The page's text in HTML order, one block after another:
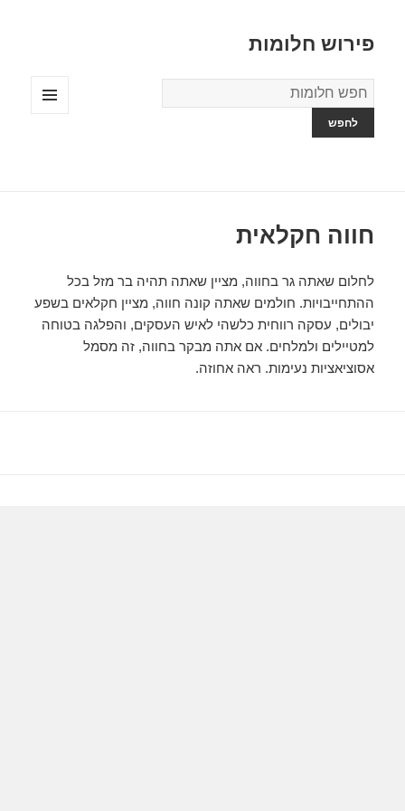
פירוש חלומות
מילון
החלומות
חווה חקלאית
לחלום שאתה גר בחווה, מציין שאתה תהיה בר מזל בכל
ההתחייבויות. חולמים שאתה קונה חווה, מציין חקלאים בשפע
יבולים, עסקה רווחית כלשהי לאיש העסקים, והפלגה בטוחה
למטיילים ולמלחים. אם אתה מבקר בחווה, זה מסמל
אסוציאציות נעימות. ראה אחוזה.